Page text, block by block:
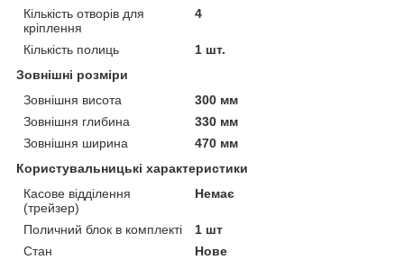
Кількість отворів для
кріплення
4
Кількість полиць
1 шт.
Зовнішні розміри
Зовнішня висота
300 мм
Зовнішня глибина
330 мм
Зовнішня ширина
470 мм
Користувальницькі характеристики
Касове відділення
(трейзер)
Немає
Поличний блок в комплекті
1 шт
Стан
Нове